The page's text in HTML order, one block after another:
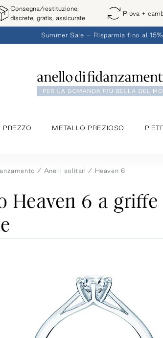
Consegna/restituzione:
discrete, gratis, assicurate
Prova +
Summer Sale – Risparmia fino al
PREZZO METALLO PREZIOSO
Anelli solitari Heaven 6
Heaven 6 a griffe